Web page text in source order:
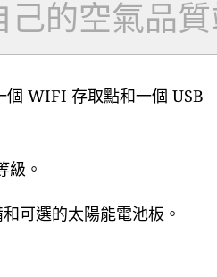
的空氣品
個 WIFI 存取點和一個 USB
級。
可選的太陽能電池板。